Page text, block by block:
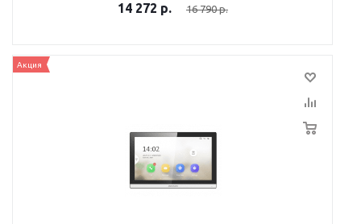
14 272 р. 16 790р.
Акция